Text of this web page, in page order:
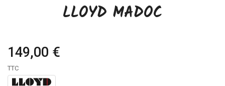
LLOYD MADOC
149,00 €
TTC